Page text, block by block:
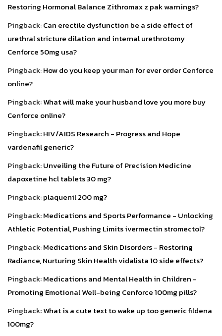
Restoring Hormonal Balance Zithromax z pak warnings?
Pingback:Can erectile dysfunction be a side effect of
urethral stricture dilation and internal urethrotomy
Cenforce 50mg usa?
Pingback:How do you keep your man for ever order Cenforce
online?
Pingback:What will make your husband love you more buy
Cenforce online?
Pingback:HIV/AIDS Research - Progress and Hope
vardenafil generic?
Pingback:Unveiling the Future of Precision Medicine
dapoxetine hcl tablets 30 mg?
Pingback:plaquenil 200 mg?
Pingback:Medications and Sports Performance - Unlocking
Athletic Potential, Pushing Limits ivermectin stromectol?
Pingback:Medications and Skin Disorders - Restoring
Radiance, Nurturing Skin Health vidalista 10 side effects?
Pingback:Medications and Mental Health in Children -
Promoting Emotional Well-being Cenforce 100mg pills?
Pingback:What is a cute text to wake up too generic fildena
100mg?